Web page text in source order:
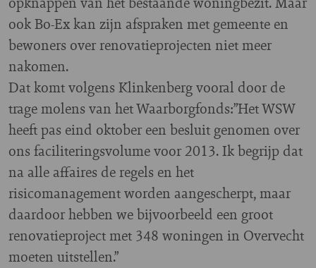
ook Bo-Ex kan zijn afspraken met gemeente en
bewoners over renovatieprojecten niet meer
nakomen.
Dat komt volgens Klinkenberg vooral door de
trage molens van het Waarborgfonds:”Het WSW
heeft pas eind oktober een besluit genomen over
ons faciliteringsvolume voor 2013. Ik begrijp dat
na alle affaires de regels en het
risicomanagement worden aangescherpt, maar
daardoor hebben we bijvoorbeeld een groot
renovatieproject met 348 woningen in Overvecht
moeten uitstellen.”